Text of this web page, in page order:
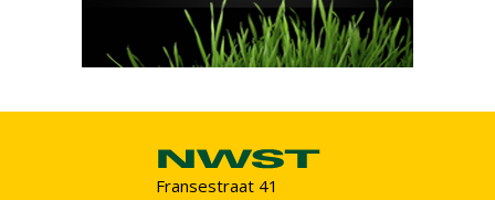
Fransestraat 41